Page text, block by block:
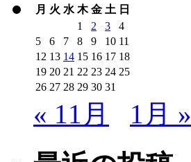
月 火 水 木 金 土 日
1
2 3
4
5
6 7 8 9 10 11
12 13 14 15 16 17 18
19 20 21 22 23 24 25
26 27 28 29 30 31
« 11月 1月 »